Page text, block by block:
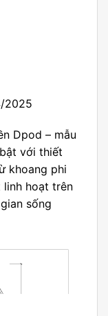
2025
Dpod – mẫu
với thiết
khoang phi
linh hoạt trên
sống